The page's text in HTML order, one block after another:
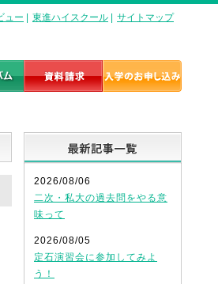
ュー 東進ハイスクール サイトマップ
2026/08/06
二次・私大の過去問をやる意
味って
2026/08/05
定石演習会に参加してみよ
う！